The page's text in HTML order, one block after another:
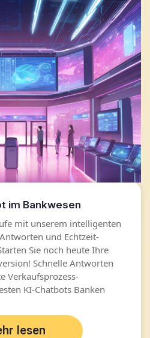
im Bankwesen
mit unserem intelligenten
und Echtzeit-
Sie noch heute Ihre
Schnelle Antworten
Verkaufsprozess-
KI-Chatbots Banken
lesen